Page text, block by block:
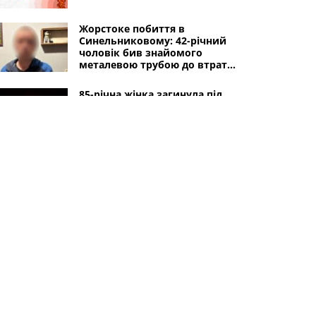
Жорстоке побиття в
Синельниковому: 42-річний
чоловік бив знайомого
металевою трубою до втрати
85-річна жінка загинула під